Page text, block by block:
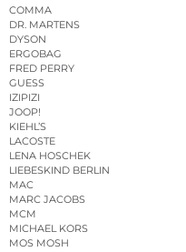
COMMA
DR. MARTENS
DYSON
ERGOBAG
FRED PERRY
GUESS
IZIPIZI
JOOP!
KIEHL’S
LACOSTE
LENA HOSCHEK
LIEBESKIND BERLIN
MAC
MARC JACOBS
MCM
MICHAEL KORS
MOS MOSH